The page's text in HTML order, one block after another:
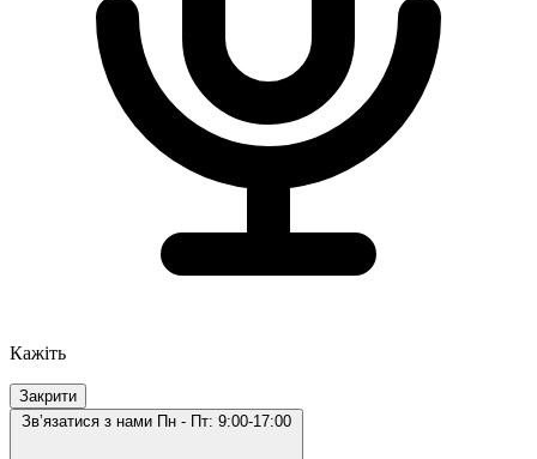
Кажіть
Закрити
Звʼязатися з нами Пн - Пт: 9:00-17:00